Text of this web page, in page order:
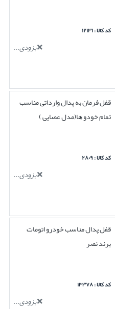
کد کالا : ۱۲۱۳۱
بزودی...
قفل فرمان به پدال وارداتی مناسب
تمام خودو ها(مدل عصایی )
کد کالا : ۲۸۰۹
بزودی...
قفل پدال مناسب خودرو اتومات
برند نصر
کد کالا : ۱۳۳۷۸
بزودی...